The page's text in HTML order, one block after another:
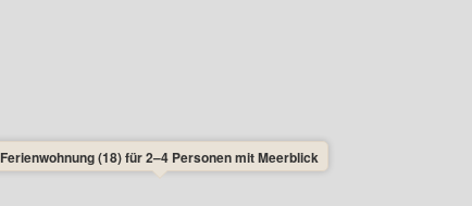
Ferienwohnung (18) für 2–4 Personen mit Meerblick